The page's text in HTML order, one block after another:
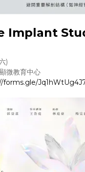
Implant
)
微教育中心
forms.gle/